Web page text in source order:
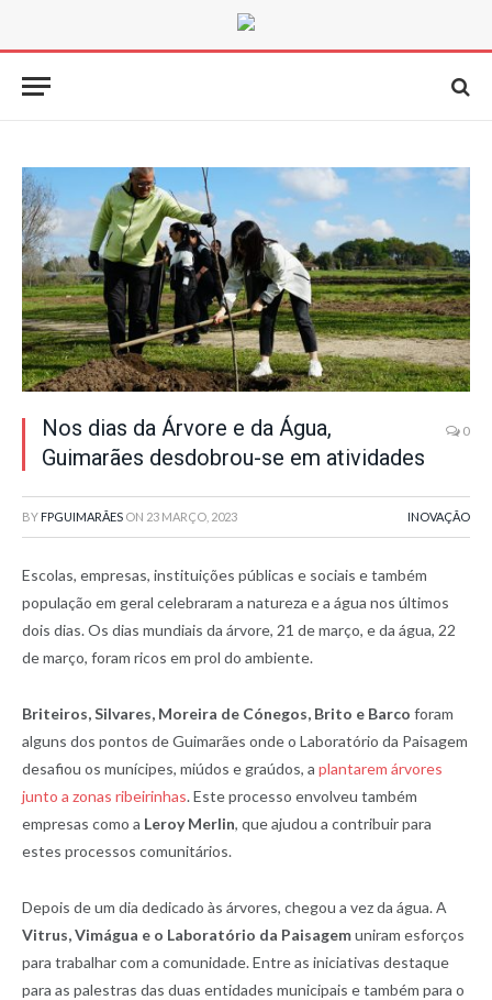
Nos dias da Árvore e da Água,
Guimarães desdobrou-se em atividades
0
BY FPGUIMARÃES ON 23 MARÇO, 2023 INOVAÇÃO
Escolas, empresas, instituições públicas e sociais e também
população em geral celebraram a natureza e a água nos últimos
dois dias. Os dias mundiais da árvore, 21 de março, e da água, 22
de março, foram ricos em prol do ambiente.
Briteiros, Silvares, Moreira de Cónegos, Brito e Barco foram
alguns dos pontos de Guimarães onde o Laboratório da Paisagem
desafiou os munícipes, miúdos e graúdos, a plantarem árvores
junto a zonas ribeirinhas. Este processo envolveu também
empresas como a Leroy Merlin, que ajudou a contribuir para
estes processos comunitários.
Depois de um dia dedicado às árvores, chegou a vez da água. A
Vitrus, Vimágua e o Laboratório da Paisagemuniram esforços
para trabalhar com a comunidade. Entre as iniciativas destaque
para as palestras das duas entidades municipais e também para o